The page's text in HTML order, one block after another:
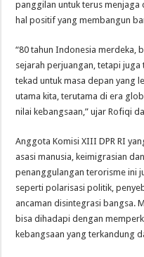
panggilan untuk terus menjaga
hal positif yang membangun
“80 tahun Indonesia merdeka,
sejarah perjuangan, tetapi
tekad untuk masa depan yang
utama kita, terutama di era
nilai kebangsaan,” ujar Rofiqi
Anggota Komisi XIII DPR RI
asasi manusia, keimigrasian
penanggulangan terorisme ini
seperti polarisasi politik,
ancaman disintegrasi bangsa.
bisa dihadapi dengan
kebangsaan yang terkandung